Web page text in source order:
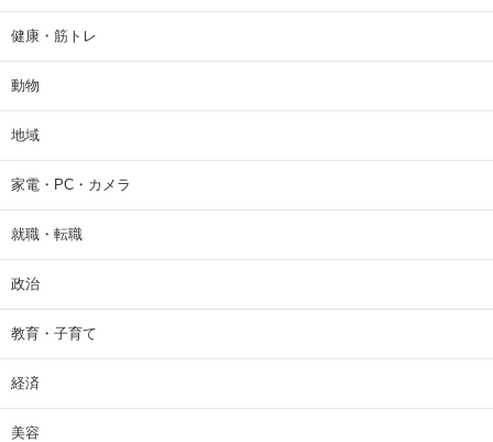
健康・筋トレ
動物
地域
家電・PC・カメラ
就職・転職
政治
教育・子育て
経済
美容